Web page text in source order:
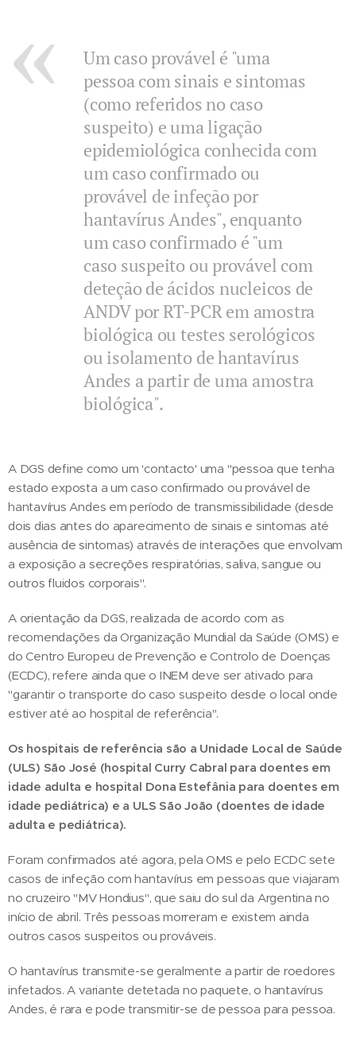
Um caso provável é "uma
pessoa com sinais e sintomas
(como referidos no caso
suspeito) e uma ligação
epidemiológica conhecida com
um caso confirmado ou
provável de infeção por
hantavírus Andes", enquanto
um caso confirmado é "um
caso suspeito ou provável com
deteção de ácidos nucleicos de
ANDV por RT-PCR em amostra
biológica ou testes serológicos
ou isolamento de hantavírus
Andes a partir de uma amostra
biológica".
A DGS define como um 'contacto' uma "pessoa que tenha
estado exposta a um caso confirmado ou provável de
hantavírus Andes em período de transmissibilidade (desde
dois dias antes do aparecimento de sinais e sintomas até
ausência de sintomas) através de interações que envolvam
a exposição a secreções respiratórias, saliva, sangue ou
outros fluidos corporais".
A orientação da DGS, realizada de acordo com as
recomendações da Organização Mundial da Saúde (OMS) e
do Centro Europeu de Prevenção e Controlo de Doenças
(ECDC), refere ainda que o INEM deve ser ativado para
"garantir o transporte do caso suspeito desde o local onde
estiver até ao hospital de referência".
Os hospitais de referência são a Unidade Local de Saúde
(ULS) São José (hospital Curry Cabral para doentes em
idade adulta e hospital Dona Estefânia para doentes em
idade pediátrica) e a ULS São João (doentes de idade
adulta e pediátrica).
Foram confirmados até agora, pela OMS e pelo ECDC sete
casos de infeção com hantavírus em pessoas que viajaram
no cruzeiro "MV Hondius", que saiu do sul da Argentina no
início de abril. Três pessoas morreram e existem ainda
outros casos suspeitos ou prováveis.
O hantavírus transmite-se geralmente a partir de roedores
infetados. A variante detetada no paquete, o hantavírus
Andes, é rara e pode transmitir-se de pessoa para pessoa.